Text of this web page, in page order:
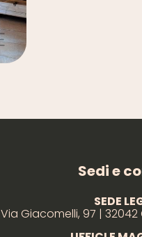
Sedi e
SEDE
Via Giacomelli, 97 |